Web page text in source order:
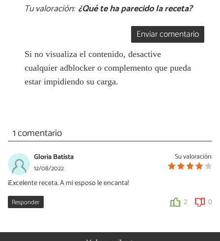
Tu valoración: ¿Qué te ha parecido la receta?
Enviar comentario
Si no visualiza el contenido, desactive
cualquier adblocker o complemento que pueda
estar impidiendo su carga.
1 comentario
Su valoración:
Gloria Batista
12/08/2022
¡Excelente receta. A mi esposo le encanta!
Responder 2 0